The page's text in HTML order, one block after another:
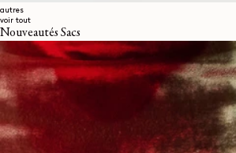
autres
voir tout
Nouveautés Sacs